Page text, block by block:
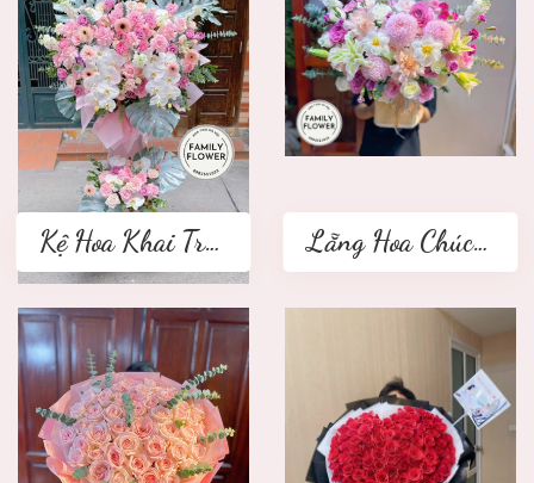
Kệ Hoa Khai Trương 2 tầng Lẵng Hoa Chúc Mừng